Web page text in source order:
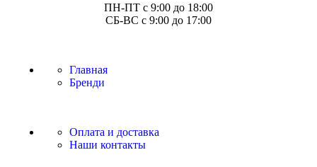
ПН-ПТ с 9:00 до 18:00
СБ-ВС с 9:00 до 17:00
Главная
Бренди
Оплата и доставка
Наши контакты